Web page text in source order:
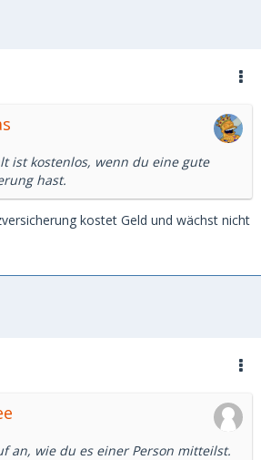
ist kostenlos, wenn du eine gute
hast.
kostet Geld und wächst nicht
an, wie du es einer Person mitteilst.